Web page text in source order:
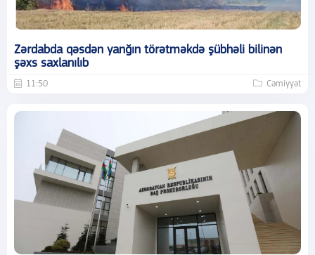
Zərdabda qəsdən yanğın törətməkdə şübhəli bilinən
şəxs saxlanılıb
11:50 Cəmiyyət